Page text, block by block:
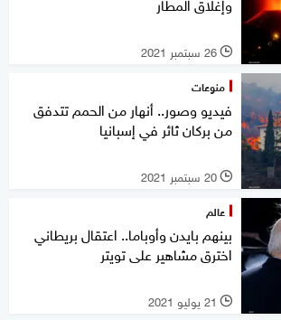
l 26 سبتمبر 2021
منوعات
فيديو وصور.. أنهار من الحمم تتدفق
من بركان ثائر في إسبانيا
l 20 سبتمبر 2021
عالم
بينهم بايدن وأوباما.. اعتقال بريطاني
اخترق مشاهير على تويتر
l 21 يوليو 2021